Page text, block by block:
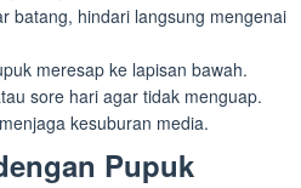
batang, hindari langsung mengenai
meresap ke lapisan bawah.
sore hari agar tidak menguap.
kesuburan media.
Pupuk